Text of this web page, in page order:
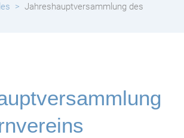
Jahreshauptversammlung des